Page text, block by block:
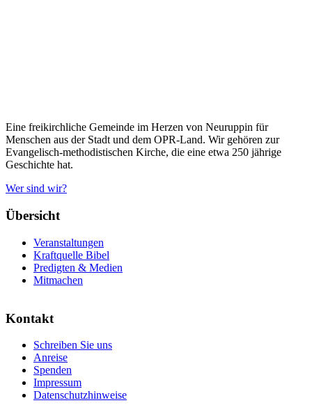
Eine freikirchliche Gemeinde im Herzen von Neuruppin für
Menschen aus der Stadt und dem OPR-Land. Wir gehören zur
Evangelisch-methodistischen Kirche, die eine etwa 250 jährige
Geschichte hat.
Wer sind wir?
Übersicht
Veranstaltungen
Kraftquelle Bibel
Predigten & Medien
Mitmachen
Kontakt
Schreiben Sie uns
Anreise
Spenden
Impressum
Datenschutzhinweise